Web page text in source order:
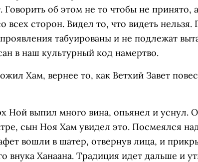
Говорить об этом не то чтобы не принято,
всех сторон. Видел то, что видеть нельзя.
табуированы и не подлежат
в наш культурный код намертво.
Хам, вернее то, как Ветхий Завет
Ной выпил много вина, опьянел и уснул.
сын Ноя Хам увидел это. Посмеялся
вошли в шатер, отвернув лица, и
внука Ханаана. Традиция идет дальше и